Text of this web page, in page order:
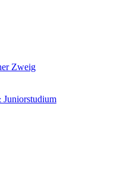
Zweig
Juniorstudium